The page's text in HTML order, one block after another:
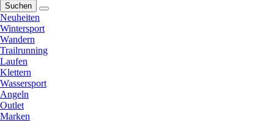
Suchen
Neuheiten
Wintersport
Wandern
Trailrunning
Laufen
Klettern
Wassersport
Angeln
Outlet
Marken